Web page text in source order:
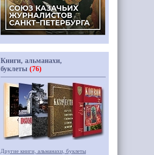
Книги, альманахи,
буклеты (76)
Другие книги, альманахи, буклеты